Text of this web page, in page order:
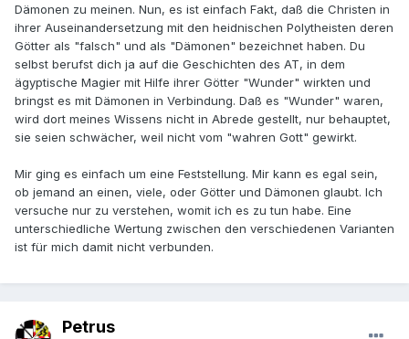
Dämonen zu meinen. Nun, es ist einfach Fakt, daß die Christen in
ihrer Auseinandersetzung mit den heidnischen Polytheisten deren
Götter als "falsch" und als "Dämonen" bezeichnet haben. Du
selbst berufst dich ja auf die Geschichten des AT, in dem
ägyptische Magier mit Hilfe ihrer Götter "Wunder" wirkten und
bringst es mit Dämonen in Verbindung. Daß es "Wunder" waren,
wird dort meines Wissens nicht in Abrede gestellt, nur behauptet,
sie seien schwächer, weil nicht vom "wahren Gott" gewirkt.
Mir ging es einfach um eine Feststellung. Mir kann es egal sein,
ob jemand an einen, viele, oder Götter und Dämonen glaubt. Ich
versuche nur zu verstehen, womit ich es zu tun habe. Eine
unterschiedliche Wertung zwischen den verschiedenen Varianten
ist für mich damit nicht verbunden.
Petrus